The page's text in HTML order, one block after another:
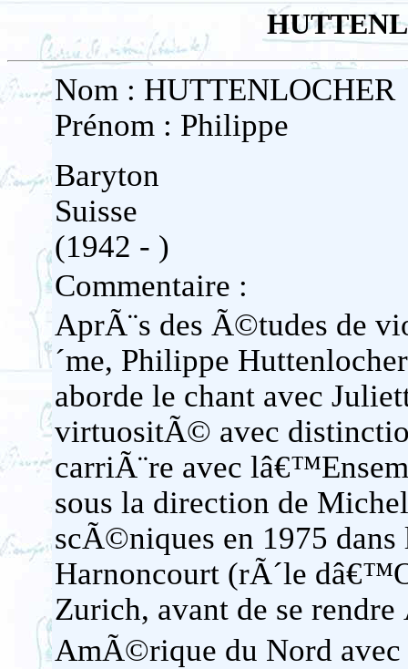
Nom : HUTTENLOCHER
Prénom : Philippe
Baryton
Suisse
(1942 - )
Commentaire :
AprÃ¨s des Ã©tudes de
´me, Philippe
aborde le chant avec
virtuositÃ© avec
carriÃ¨re avec
sous la direction de
scÃ©niques en 1975
Harnoncourt (rÃ´le
Zurich, avant de se
AmÃ©rique du Nord avec